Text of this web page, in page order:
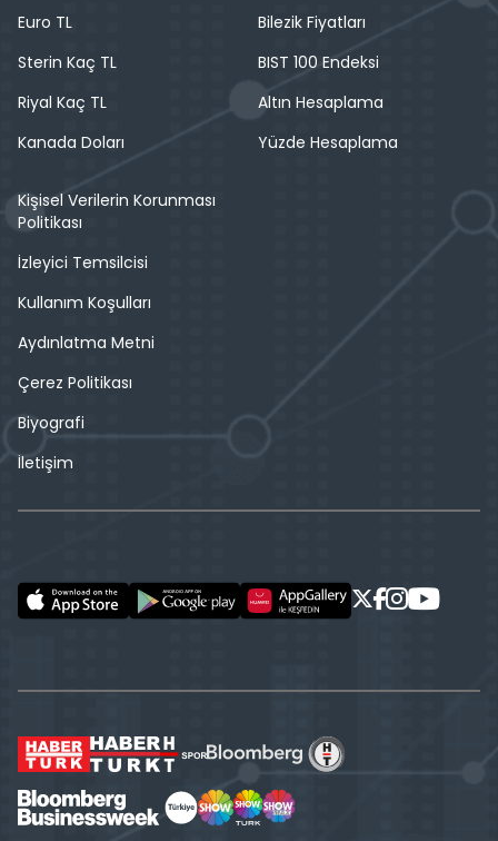
Euro TL
Sterin Kaç TL
Riyal Kaç TL
Kanada Doları
Bilezik Fiyatları
BIST 100 Endeksi
Altın Hesaplama
Yüzde Hesaplama
Kişisel Verilerin Korunması
Politikası
İzleyici Temsilcisi
Kullanım Koşulları
Aydınlatma Metni
Çerez Politikası
Biyografi
İletişim